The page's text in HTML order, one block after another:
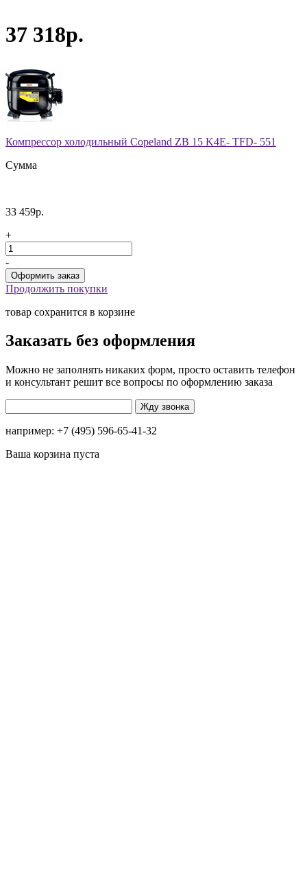
37 318р.
Компрессор холодильный Copeland ZB 15 K4E- TFD- 551
Сумма
33 459р.
+
-
Продолжить покупки
товар сохранится в корзине
Заказать без оформления
Можно не заполнять никаких форм, просто оставить телефон
и консультант решит все вопросы по оформлению заказа
например: +7 (495) 596-65-41-32
Ваша корзина пуста